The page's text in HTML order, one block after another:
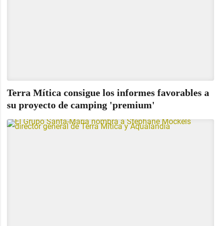
Terra Mítica consigue los informes favorables a
su proyecto de camping 'premium'